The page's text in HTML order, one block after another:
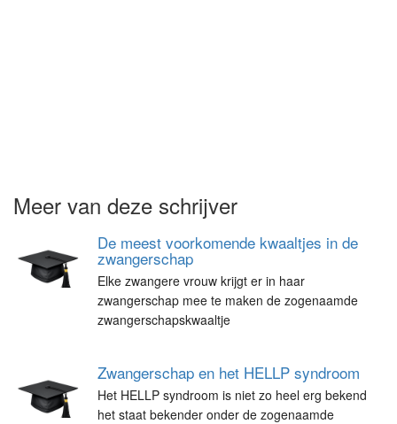
Meer van deze schrijver
De meest voorkomende kwaaltjes in de
zwangerschap
Elke zwangere vrouw krijgt er in haar
zwangerschap mee te maken de zogenaamde
zwangerschapskwaaltje
Zwangerschap en het HELLP syndroom
Het HELLP syndroom is niet zo heel erg bekend
het staat bekender onder de zogenaamde